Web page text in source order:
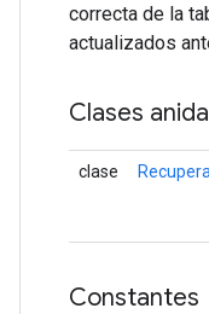
correcta de la
actualizados
Clases
clase
Constantes